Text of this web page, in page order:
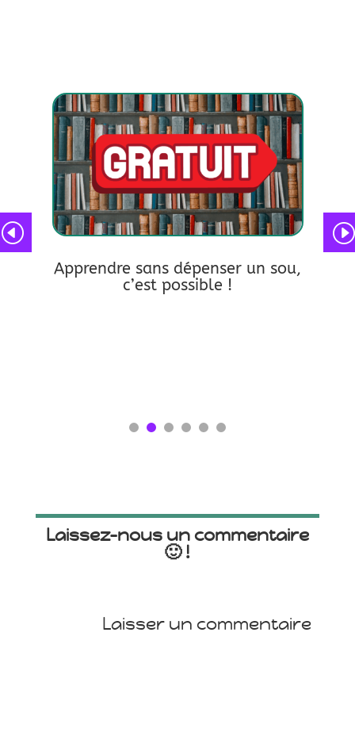
Apprendre sans dépenser un sou,
c’est possible !
Laissez-nous un commentaire
🙂 !
Laisser un commentaire